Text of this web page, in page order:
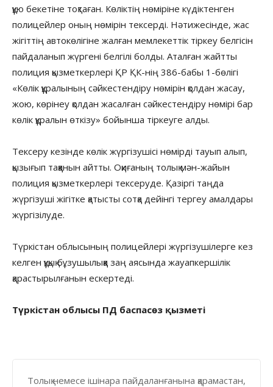
құю бекетіне тоқтаған. Көліктің нөміріне күдіктенген
полицейлер оның нөмірін тексерді. Нәтижесінде, жас
жігіттің автокөлігіне жалған мемлекеттік тіркеу белгісін
пайдаланып жүргені белгілі болды. Аталған жайтты
полиция қызметкерлері ҚР ҚК-нің 386-бабы 1-бөлігі
«Көлік құралының сәйкестендіру нөмірін қолдан жасау,
жою, көрінеу қолдан жасалған сәйкестендіру нөмірі бар
көлік құралын өткізу» бойынша тіркеуге алды.
Тексеру кезінде көлік жүргізушісі нөмірді тауып алып,
қызығып таққанын айтты. Оқиғаның толық мән-жайын
полиция қызметкерлері тексеруде. Қазіргі таңда
жүргізуші жігітке қатысты сотқа дейінгі тергеу амалдары
жүргізілуде.
Түркістан облысының полицейлері жүргізушілерге кез
келген құқық бұзушылыққа заң аясында жауапкершілік
қарастырылғанын ескертеді.
Түркістан облысы ПД баспасөз қызметі
Толық немесе ішінара пайдаланғанына қарамастан,